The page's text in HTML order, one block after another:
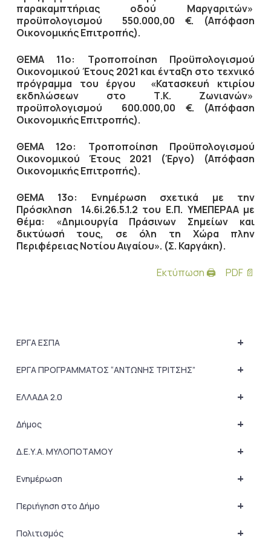
παρακαμπτήριας οδού Μαργαριτών»
προϋπολογισμού 550.000,00 €. (Απόφαση
Οικονομικής Επιτροπής).
ΘΕΜΑ 11ο: Τροποποίηση Προϋπολογισμού
Οικονομικού Έτους 2021 και ένταξη στο τεχνικό
πρόγραμμα του έργου «Κατασκευή κτιρίου
εκδηλώσεων στο Τ.Κ. Ζωνιανών»
προϋπολογισμού 600.000,00 €. (Απόφαση
Οικονομικής Επιτροπής).
ΘΕΜΑ 12ο: Τροποποίηση Προϋπολογισμού
Οικονομικού Έτους 2021 (Έργο) (Απόφαση
Οικονομικής Επιτροπής).
ΘΕΜΑ 13ο: Ενημέρωση σχετικά με την
Πρόσκληση 14.6i.26.5.1.2 του Ε.Π. ΥΜΕΠΕΡΑΑ με
θέμα: «Δημιουργία Πράσινων Σημείων και
δικτύωσή τους, σε όλη τη Χώρα πλην
Περιφέρειας Νοτίου Αιγαίου». (Σ. Καργάκη).
Εκτύπωση 🖨
PDF 📄
+
ΕΡΓΑ ΕΣΠΑ
+
ΕΡΓΑ ΠΡΟΓΡΑΜΜΑΤΟΣ “ΑΝΤΩΝΗΣ ΤΡΙΤΣΗΣ”
+
ΕΛΛΑΔΑ 2.0
+
Δήμος
+
Δ.Ε.Υ.Α. ΜΥΛΟΠΟΤΑΜΟΥ
+
Ενημέρωση
+
Περιήγηση στο Δήμο
+
Πολιτισμός